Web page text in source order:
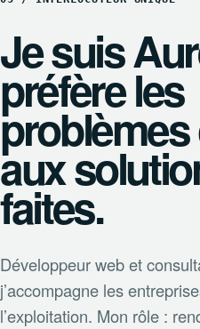
Je suis
préfère les
aux
faites.
Développeur web et
j’accompagne les
l’exploitation. Mon rôle :